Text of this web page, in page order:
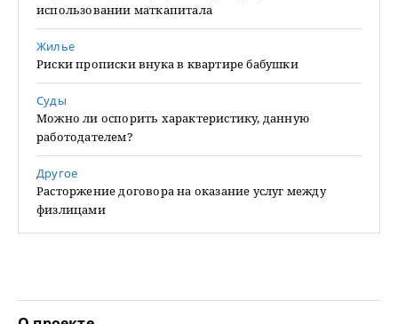
использовании маткапитала
Жилье
Риски прописки внука в квартире бабушки
Суды
Можно ли оспорить характеристику, данную
работодателем?
Другое
Расторжение договора на оказание услуг между
физлицами